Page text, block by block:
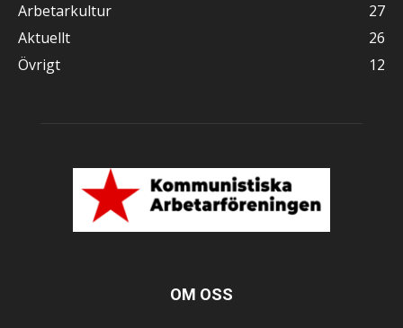
Arbetarkultur
27
Aktuellt
26
Övrigt
12
OM OSS